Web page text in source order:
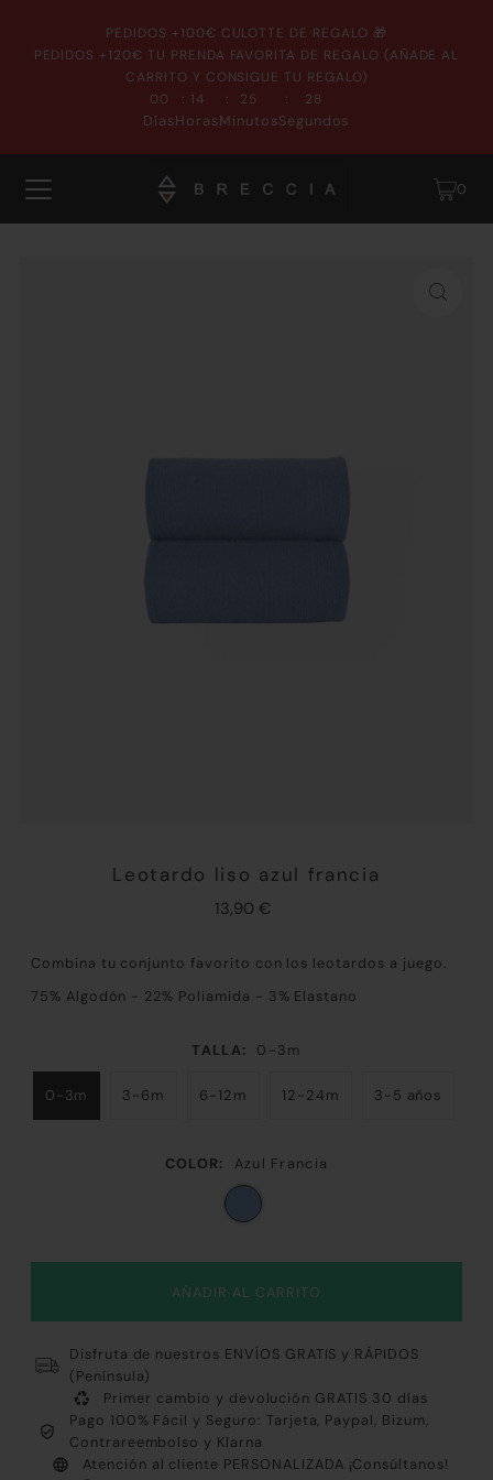
PEDIDOS +100€ CULOTTE DE REGALO 🎁
PEDIDOS +120€ TU PRENDA FAVORITA DE REGALO (AÑADE AL
CARRITO Y CONSIGUE TU REGALO)
00
Días
: 14
Horas
: 25
Minutos
: 27
Segundos
0
Leotardo liso azul francia
13,90 €
Combina tu conjunto favorito con los leotardos a juego.
75% Algodón - 22% Poliamida - 3% Elastano
TALLA: 0-3m
0-3m 3-6m 6-12m 12-24m 3-5 años
COLOR: Azul Francia
Disfruta de nuestros ENVÍOS GRATIS y RÁPIDOS
(Península)
Primer cambio y devolución GRATIS 30 días
Pago 100% Fácil y Seguro: Tarjeta, Paypal, Bizum,
Contrareembolso y Klarna
Atención al cliente PERSONALIZADA ¡Consúltanos!